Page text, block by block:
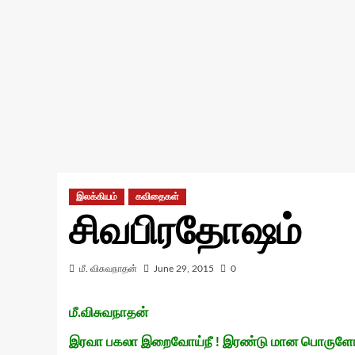
இலக்கியம் கவிதைகள்
சிவபிரதோஷம்
மீ. விசுவநாதன் June 29, 2015 0
மீ.விசுவநாதன்
இரவா பகலா இறைவோய்நீ ! இரண்டு மான